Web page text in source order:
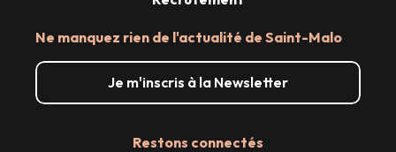
Ne manquez rien de l'actualité de Saint-Malo
Je m'inscris à la Newsletter
Restons connectés